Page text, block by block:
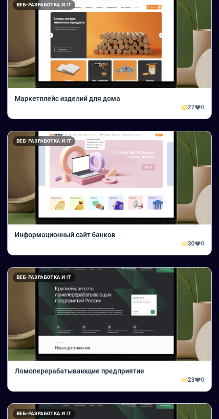
ВЕБ-РАЗРАБОТКА И IT
Маркетплейс изделий для дома
27 0
ВЕБ-РАЗРАБОТКА И IT
Информационный сайт банков
30 0
ВЕБ-РАЗРАБОТКА И IT
Ломоперерабатывающие предприятие
23 0
ВЕБ-РАЗРАБОТКА И IT